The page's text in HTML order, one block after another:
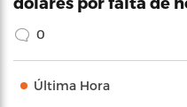
0
Última Hora